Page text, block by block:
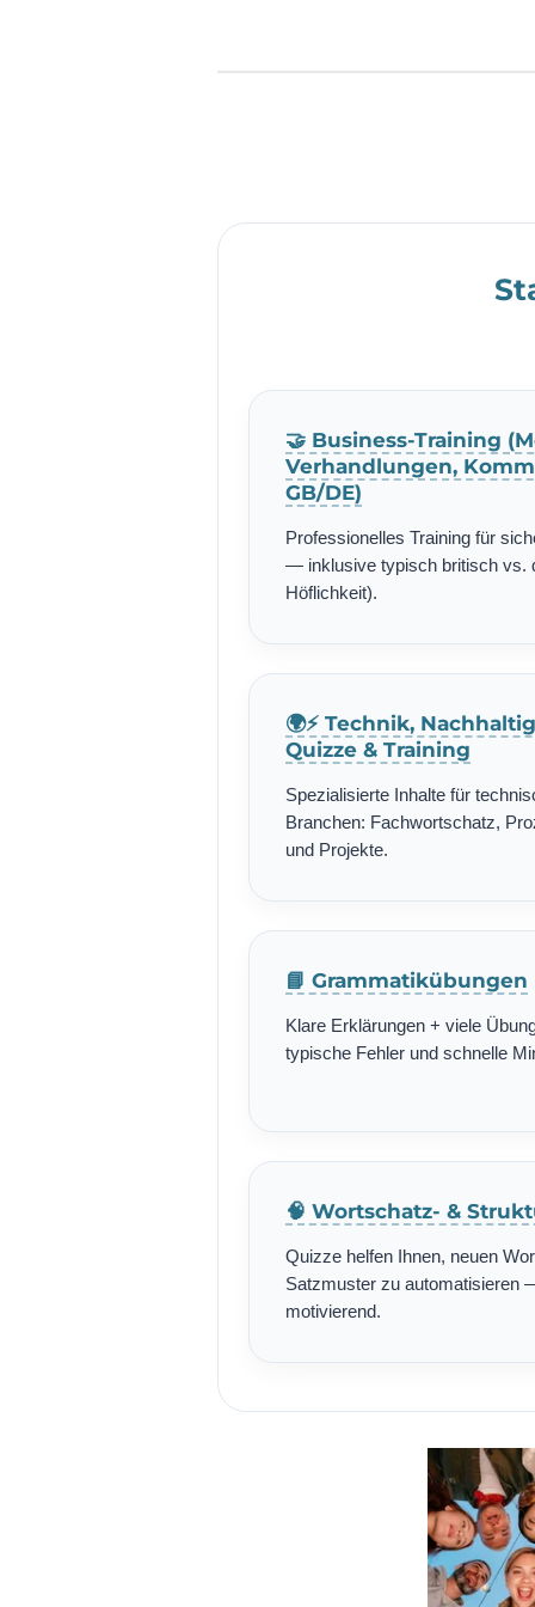
🤝 Business-Training
Verhandlungen,
GB/DE)
Professionelles Training für
— inklusive typisch britisch vs.
Höflichkeit).
🌍⚡ Technik,
Quizze & Training
Spezialisierte Inhalte für
Branchen: Fachwortschatz,
und Projekte.
📘 Grammatikübungen
Klare Erklärungen + viele
typische Fehler und schnelle
🧠 Wortschatz- &
Quizze helfen Ihnen, neuen
Satzmuster zu automatisieren
motivierend.